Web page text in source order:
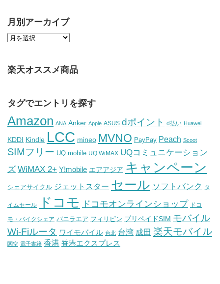
月別アーカイブ
楽天オススメ商品
タグでエントリを探す
Amazon ANA Anker Apple ASUS dポイント d払い Huawei
KDDI Kindle LCC mineo MVNO PayPay Peach Scoot
SIMフリー UQ mobile UQ WiMAX UQコミュニケーション
ズ WiMAX 2+ Y!mobile エアアジア キャンペーン
シェアサイクル ジェットスター セール ソフトバンク タ
イムセール ドコモ ドコモオンラインショップ ドコ
モ・バイクシェア バニラエア フィリピン プリペイドSIM モバイル
Wi-Fiルータ ワイモバイル 台北 台湾 成田 楽天モバイル
関空 電子書籍 香港 香港エクスプレス